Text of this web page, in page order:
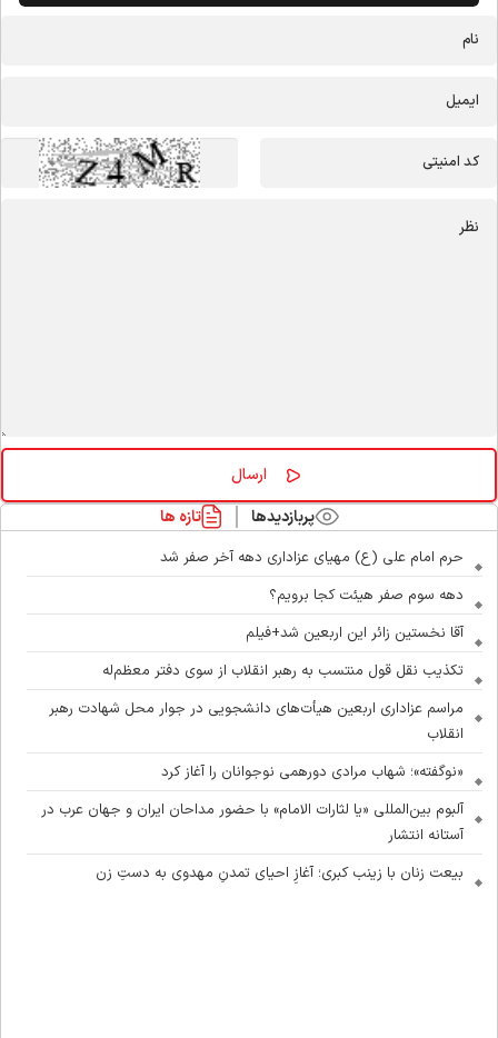
پربازدیدها تازه ها
حرم امام علی (ع) مهیای عزاداری دهه آخر صفر شد
دهه سوم صفر هیئت کجا برویم؟
آقا نخستین زائر این اربعین شد+فیلم
تکذیب نقل قول منتسب به رهبر انقلاب از سوی دفتر معظم‌له
مراسم عزاداری اربعین هیأت‌های دانشجویی در جوار محل شهادت رهبر
انقلاب
«نوگفته»؛ شهاب مرادی دورهمی نوجوانان را آغاز کرد
آلبوم بین‌المللی «یا لثارات الامام» با حضور مداحان ایران و جهان عرب در
آستانه انتشار
بیعت زنان با زینب کبری؛ آغازِ احیای تمدنِ مهدوی به دستِ زن